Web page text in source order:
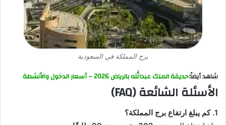
برج المملكة في السعودية
شاهد أيضاً:حديقة الملك عبدالله بالرياض 2026 – أسعار الدخول والأنشطة
الأسئلة الشائعة (FAQ)
1. كم يبلغ ارتفاع برج المملكة؟